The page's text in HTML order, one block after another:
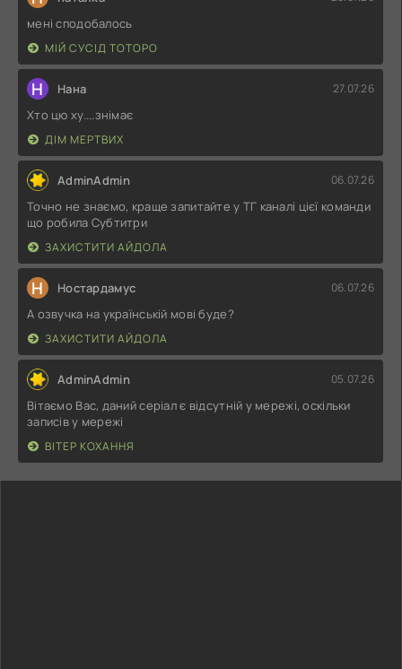
мені сподобалось
МІЙ СУСІД ТОТОРО
Н Нана 27.07.26
Хто цю ху....знімає
ДІМ МЕРТВИХ
AdminAdmin 06.07.26
Точно не знаємо, краще запитайте у ТГ каналі цієї команди
що робила Субтитри
ЗАХИСТИТИ АЙДОЛА
Н Ностардамус 06.07.26
А озвучка на українській мові буде?
ЗАХИСТИТИ АЙДОЛА
AdminAdmin 05.07.26
Вітаємо Вас, даний серіал є відсутній у мережі, оскільки
записів у мережі
ВІТЕР КОХАННЯ